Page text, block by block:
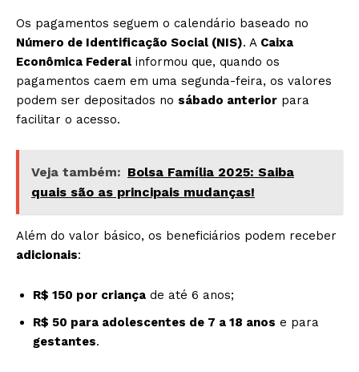
Os pagamentos seguem o calendário baseado no
Número de Identificação Social (NIS). A Caixa
Econômica Federal informou que, quando os
pagamentos caem em uma segunda-feira, os valores
podem ser depositados no sábado anterior para
facilitar o acesso.
Veja também: Bolsa Família 2025: Saiba
quais são as principais mudanças!
Além do valor básico, os beneficiários podem receber
adicionais:
R$ 150 por criança de até 6 anos;
R$ 50 para adolescentes de 7 a 18 anos e para
gestantes.